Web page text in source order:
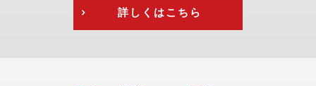
詳しくはこちら